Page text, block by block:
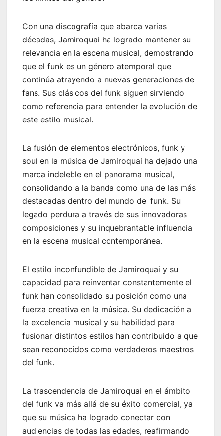
Con una discografía que abarca varias
décadas, Jamiroquai ha logrado mantener su
relevancia en la escena musical, demostrando
que el funk es un género atemporal que
continúa atrayendo a nuevas generaciones de
fans. Sus clásicos del funk siguen sirviendo
como referencia para entender la evolución de
este estilo musical.
La fusión de elementos electrónicos, funk y
soul en la música de Jamiroquai ha dejado una
marca indeleble en el panorama musical,
consolidando a la banda como una de las más
destacadas dentro del mundo del funk. Su
legado perdura a través de sus innovadoras
composiciones y su inquebrantable influencia
en la escena musical contemporánea.
El estilo inconfundible de Jamiroquai y su
capacidad para reinventar constantemente el
funk han consolidado su posición como una
fuerza creativa en la música. Su dedicación a
la excelencia musical y su habilidad para
fusionar distintos estilos han contribuido a que
sean reconocidos como verdaderos maestros
del funk.
La trascendencia de Jamiroquai en el ámbito
del funk va más allá de su éxito comercial, ya
que su música ha logrado conectar con
audiencias de todas las edades, reafirmando